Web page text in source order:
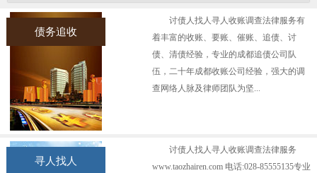
债务追收
讨债人找人寻人收账调查法律服务有
着丰富的收账、要账、催账、追债、讨
债、清债经验，专业的成都追债公司队
伍，二十年成都收账公司经验，强大的调
查网络人脉及律师团队为坚...
寻人找人
讨债人找人寻人收账调查法律服务
www.taozhairen.com 电话:028-85555135专业